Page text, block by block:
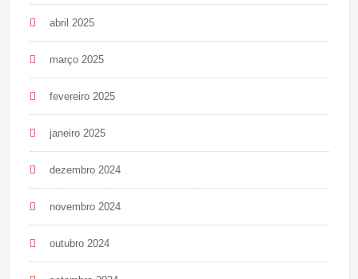
abril 2025
março 2025
fevereiro 2025
janeiro 2025
dezembro 2024
novembro 2024
outubro 2024